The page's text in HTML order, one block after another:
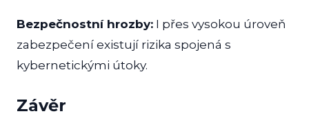
Bezpečnostní hrozby: I přes vysokou úroveň
zabezpečení existují rizika spojená s
kybernetickými útoky.
Závěr